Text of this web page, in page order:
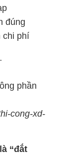
đúng
chi phí
phần
cong-xd-
“đắt